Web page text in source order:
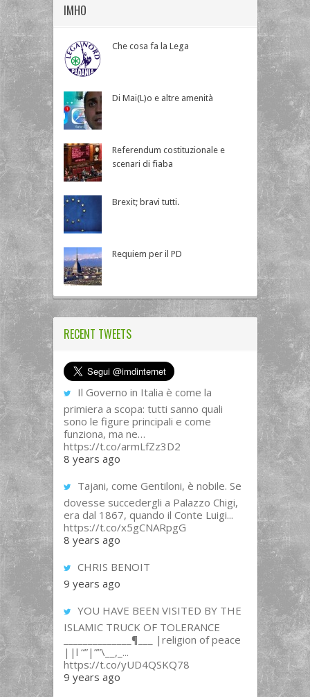
IMHO
Che cosa fa la Lega
Di Mai(L)o e altre amenità
Referendum costituzionale e
scenari di fiaba
Brexit; bravi tutti.
Requiem per il PD
RECENT TWEETS
Il Governo in Italia è come la
primiera a scopa: tutti sanno quali
sono le figure principali e come
funziona, ma ne…
https://t.co/armLfZz3D2
8 years ago
Tajani, come Gentiloni, è nobile. Se
dovesse succedergli a Palazzo Chigi,
era dal 1867, quando il Conte Luigi...
https://t.co/x5gCNARpgG
8 years ago
CHRIS BENOIT
9 years ago
YOU HAVE BEEN VISITED BY THE
ISLAMIC TRUCK OF TOLERANCE
______________¶___ |religion of peace
||l “”|””\__,_...
https://t.co/yUD4QSKQ78
9 years ago